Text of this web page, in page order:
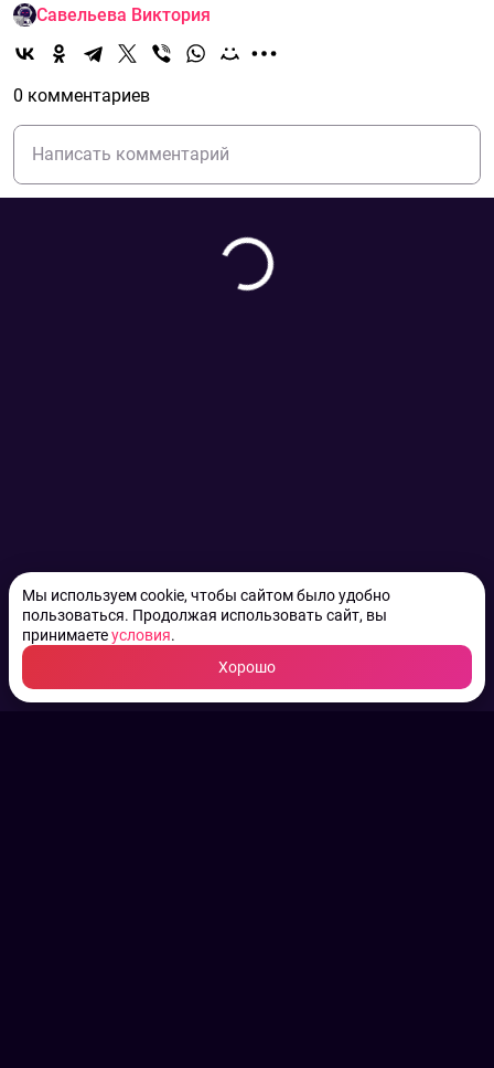
Мы используем cookie, чтобы сайтом было удобно
пользоваться. Продолжая использовать сайт, вы
принимаетеусловия.
Хорошо
Савельева Виктория
0 комментариев